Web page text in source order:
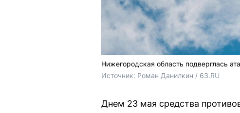
Нижегородская область подверглась
Источник: Роман Данилкин / 63.RU
Днем 23 мая средства